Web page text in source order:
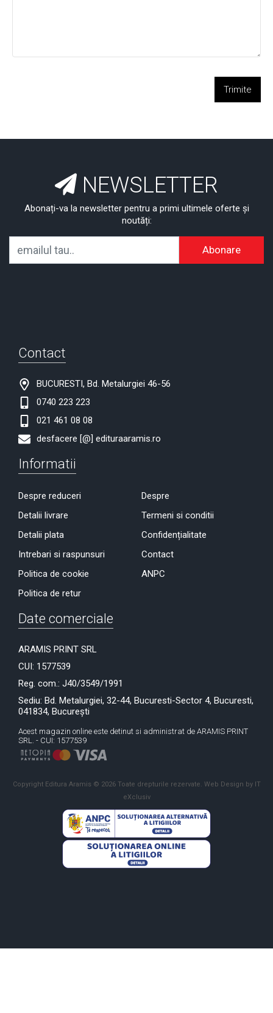
Trimite
NEWSLETTER
Abonați-va la newsletter pentru a primi ultimele oferte și
noutăți:
Abonare
Contact
BUCURESTI, Bd. Metalurgiei 46-56
0740 223 223
021 461 08 08
desfacere [@] edituraaramis.ro
Informatii
Despre reduceri
Detalii livrare
Detalii plata
Intrebari si raspunsuri
Politica de cookie
Politica de retur
Despre
Termeni si conditii
Confidențialitate
Contact
ANPC
Date comerciale
ARAMIS PRINT SRL
CUI: 1577539
Reg. com.: J40/3549/1991
Sediu: Bd. Metalurgiei, 32-44, Bucuresti-Sector 4, Bucuresti,
041834, București
Acest magazin online este detinut si administrat de ARAMIS PRINT
SRL. - CUI: 1577539
Copyright Editura Aramis © 2026 Toate drepturile rezervate. Web Design by IT
eXclusiv